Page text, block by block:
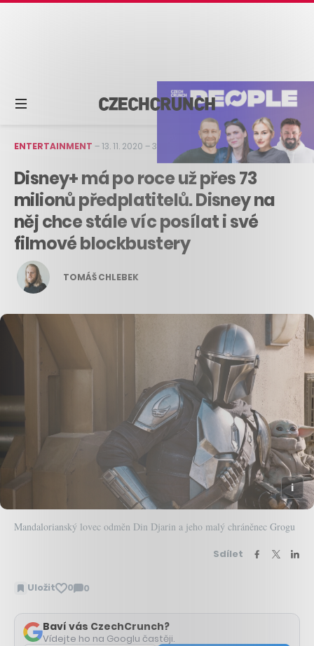
ENTERTAINMENT –13. 11. 2020 –3 min čtení
Disney+ má po roce už přes 73
milionů předplatitelů. Disney na
něj chce stále víc posílat i své
filmové blockbustery
TOMÁŠ CHLEBEK
Mandalorianský lovec odměn Din Djarin a jeho malý chráněnec Grogu
Sdílet
Uložit 0 0
Zobrazit
Baví vás CzechCrunch?
Vídejte ho na Googlu častěji.